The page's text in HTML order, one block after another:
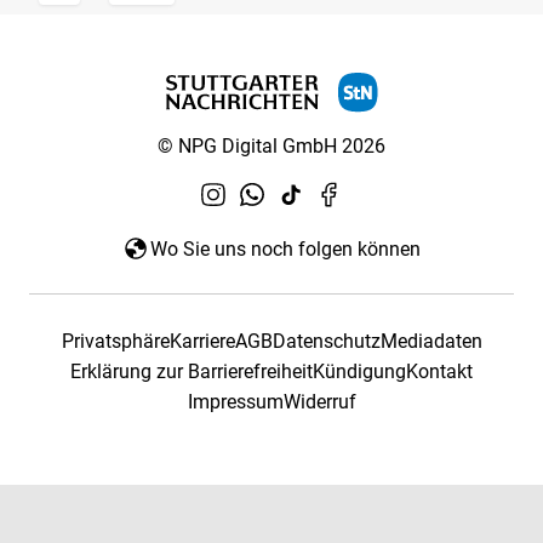
© NPG Digital GmbH 2026
Wo Sie uns noch folgen können
PrivatsphäreKarriereAGBDatenschutzMediadaten
Erklärung zur BarrierefreiheitKündigungKontakt
ImpressumWiderruf